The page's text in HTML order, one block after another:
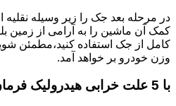
در مرحله بعد جک را زیر وسیله نقلیه
کمک آن ماشین را به آرامی از زمین
کامل از جک استفاده کنید،مطمئن
وزن خودرو بر خواهد آمد.
با 5 علت خرابی هیدرولیک فرمان آشنا شوید